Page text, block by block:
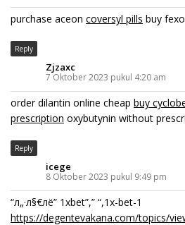
purchase aceon coversyl pills buy
Reply
Zjzaxc
7 Oktober 2023 pukul 4:20 am
order dilantin online cheap buy
prescription oxybutynin without
Reply
icege
8 Oktober 2023 pukul 9:49 pm
“л„·л§€лё” 1xbet”,” “,1x-bet-1
https://degentevakana.com/topics/